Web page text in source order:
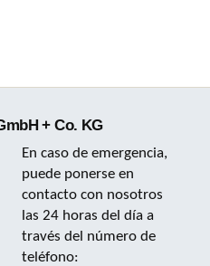
+ Co. KG
En caso de emergencia,
puede ponerse en
contacto con nosotros
las 24 horas del día a
través del número de
teléfono: